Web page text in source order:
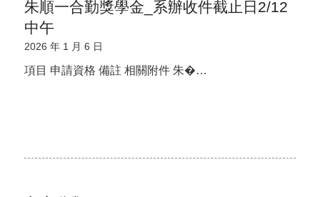
朱順一合勤獎學金_系辦收件截止日2/12
中午
2026 年 1 月 6 日
項目 申請資格 備註 相關附件 朱�…